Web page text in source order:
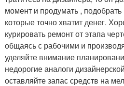
момент и продумать ,
которые точно хватит денег.
курировать ремонт от этапа
общаясь с рабочими и
уделяйте внимание
недорогие аналоги
оставляйте запас средств на